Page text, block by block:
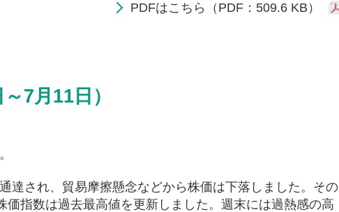
PDFはこちら（PDF：509.6 KB）
7月11日）
達され、貿易摩擦懸念などから株価は下落しました。その
指数は過去最高値を更新しました。週末には過熱感の高